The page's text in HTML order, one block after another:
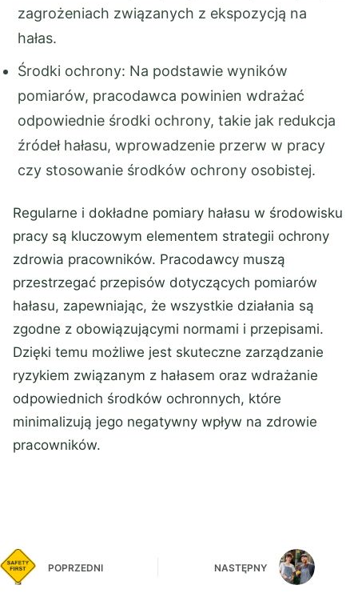
zagrożeniach związanych z ekspozycją na
hałas.
Środki ochrony: Na podstawie wyników
pomiarów, pracodawca powinien wdrażać
odpowiednie środki ochrony, takie jak redukcja
źródeł hałasu, wprowadzenie przerw w pracy
czy stosowanie środków ochrony osobistej.
Regularne i dokładne pomiary hałasu w środowisku
pracy są kluczowym elementem strategii ochrony
zdrowia pracowników. Pracodawcy muszą
przestrzegać przepisów dotyczących pomiarów
hałasu, zapewniając, że wszystkie działania są
zgodne z obowiązującymi normami i przepisami.
Dzięki temu możliwe jest skuteczne zarządzanie
ryzykiem związanym z hałasem oraz wdrażanie
odpowiednich środków ochronnych, które
minimalizują jego negatywny wpływ na zdrowie
pracowników.
POPRZEDNI NASTĘPNY